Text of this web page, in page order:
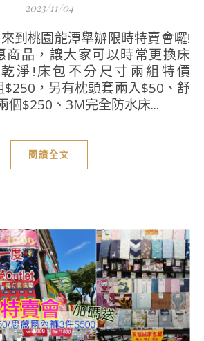
2023/11/04
商品，讓大家可以時常更換床
淨!床包不分尺寸兩組特價
，另有枕頭套兩入$50、舒
個$250、3M完全防水床...
閱讀全文